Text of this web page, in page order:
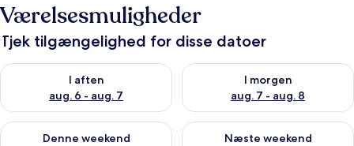
Værelsesmuligheder
Tjek tilgængelighed for disse datoer
I aften
aug. 6 - aug. 7
Tjek tilgængelighed for i aften aug. 6 - aug. 7
I morgen
aug. 7 - aug. 8
Tjek tilgængelighed for i
Denne weekend
Tjek tilgængelighed for denne weekend aug. 7 - aug. 9
Næste weekend
Tjek tilgængelighed for næste